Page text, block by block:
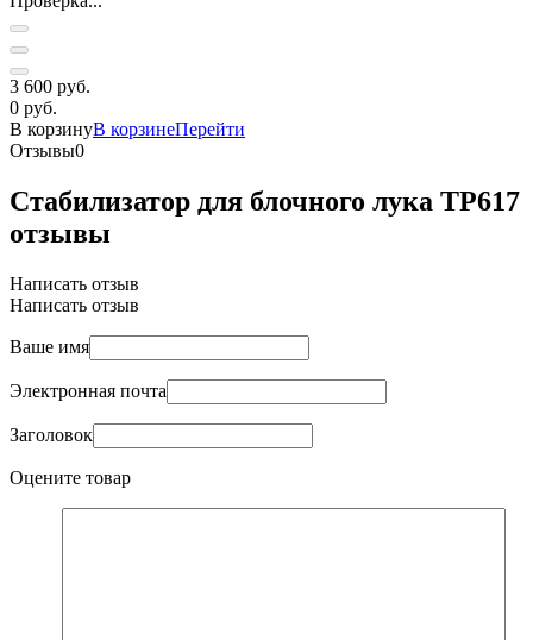
3 600 руб.
0 руб.
В корзинуВ корзинеПерейти
Отзывы0
Стабилизатор для блочного лука TP617
отзывы
Написать отзыв
Написать отзыв
Ваше имя
Электронная почта
Заголовок
Оцените товар